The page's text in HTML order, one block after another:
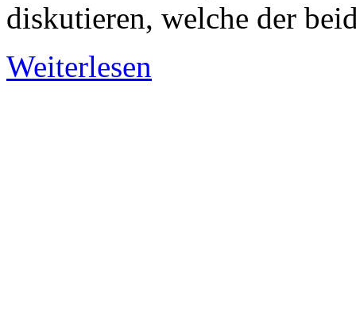
diskutieren, welche der
Weiterlesen